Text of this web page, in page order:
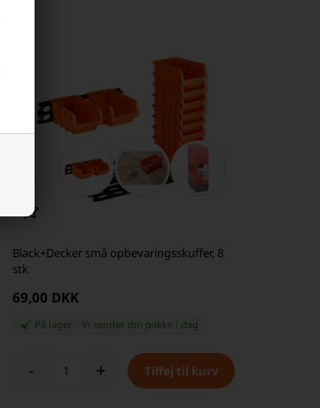
Black+Decker små opbevaringsskuffer, 8
stk
69,00 DKK
På lager -Vi sender din pakke i dag
- +